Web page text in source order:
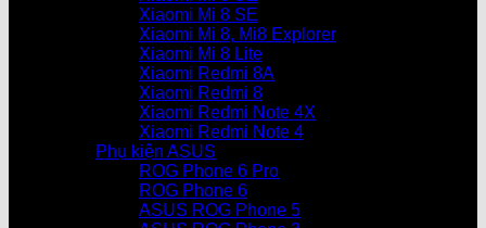
Xiaomi Mi 8 SE
Xiaomi Mi 8, Mi8 Explorer
Xiaomi Mi 8 Lite
Xiaomi Redmi 8A
Xiaomi Redmi 8
Xiaomi Redmi Note 4X
Xiaomi Redmi Note 4
Phụ kiện ASUS
ROG Phone 6 Pro
ROG Phone 6
ASUS ROG Phone 5